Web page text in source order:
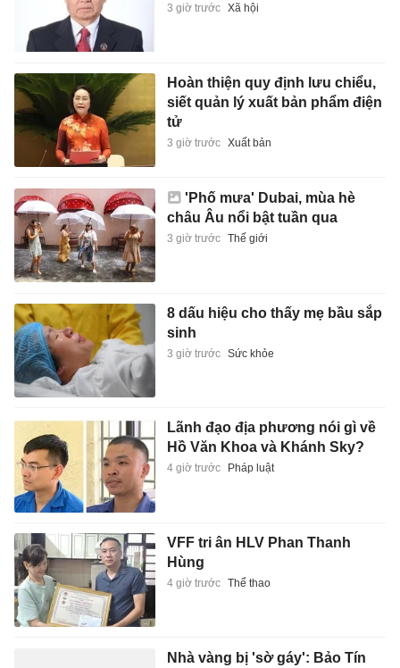
3 giờ trước Xã hội
Hoàn thiện quy định lưu chiểu,
siết quản lý xuất bản phẩm điện
tử
3 giờ trước Xuất bản
'Phố mưa' Dubai, mùa hè
châu Âu nổi bật tuần qua
3 giờ trước Thế giới
8 dấu hiệu cho thấy mẹ bầu sắp
sinh
3 giờ trước Sức khỏe
Lãnh đạo địa phương nói gì về
Hồ Văn Khoa và Khánh Sky?
4 giờ trước Pháp luật
VFF tri ân HLV Phan Thanh
Hùng
4 giờ trước Thể thao
Nhà vàng bị 'sờ gáy': Bảo Tín